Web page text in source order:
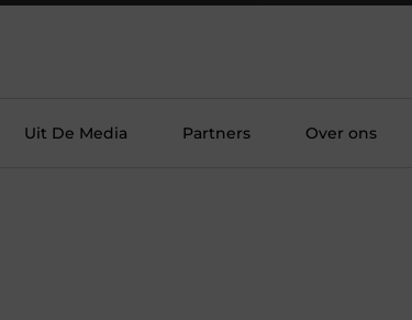
Uit De Media Partners Over ons